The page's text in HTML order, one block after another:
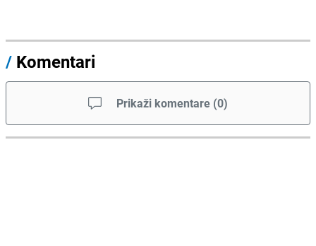
/ Komentari
Prikaži komentare (0)